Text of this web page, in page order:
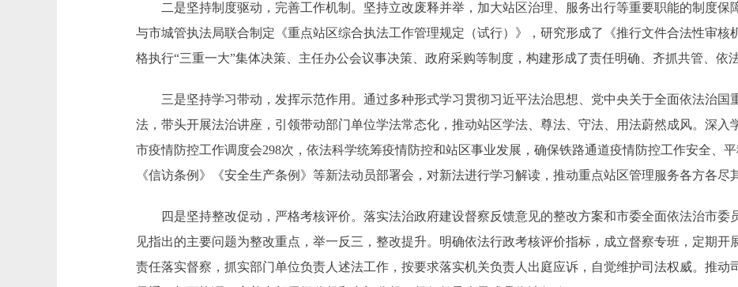
二是坚持制度驱动，完善工作机制。坚持立改废释并举，加大站区治理、服务出行等重要职能的制度保
与市城管执法局联合制定《重点站区综合执法工作管理规定（试行）》，研究形成了《推行文件合法性审核
格执行“三重一大”集体决策、主任办公会议事决策、政府采购等制度，构建形成了责任明确、齐抓共管、依
三是坚持学习带动，发挥示范作用。通过多种形式学习贯彻习近平法治思想、党中央关于全面依法治国
法，带头开展法治讲座，引领带动部门单位学法常态化，推动站区学法、尊法、守法、用法蔚然成风。深入
市疫情防控工作调度会298次，依法科学统筹疫情防控和站区事业发展，确保铁路通道疫情防控工作安全、
《信访条例》《安全生产条例》等新法动员部署会，对新法进行学习解读，推动重点站区管理服务各方各尽
四是坚持整改促动，严格考核评价。落实法治政府建设督察反馈意见的整改方案和市委全面依法治市委
见指出的主要问题为整改重点，举一反三，整改提升。明确依法行政考核评价指标，成立督察专班，定期开
责任落实督察，抓实部门单位负责人述法工作，按要求落实机关负责人出庭应诉，自觉维护司法权威。推动